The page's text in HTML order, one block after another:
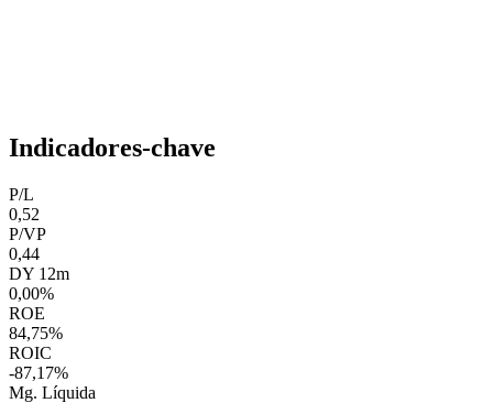
Indicadores-chave
P/L
0,52
P/VP
0,44
DY 12m
0,00%
ROE
84,75%
ROIC
-87,17%
Mg. Líquida